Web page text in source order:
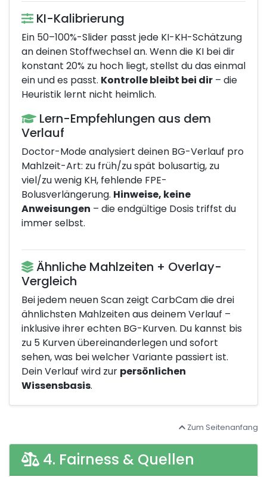
KI-Kalibrierung
Ein 50–100%-Slider passt jede KI-KH-Schätzung
an deinen Stoffwechsel an. Wenn die KI bei dir
konstant 20% zu hoch liegt, stellst du das einmal
ein und es passt. Kontrolle bleibt bei dir – die
Heuristik lernt nicht heimlich.
Lern-Empfehlungen aus dem
Verlauf
Doctor-Mode analysiert deinen BG-Verlauf pro
Mahlzeit-Art: zu früh/zu spät bolusartig, zu
viel/zu wenig KH, fehlende FPE-
Bolusverlängerung. Hinweise, keine
Anweisungen – die endgültige Dosis triffst du
immer selbst.
Ähnliche Mahlzeiten + Overlay-
Vergleich
Bei jedem neuen Scan zeigt CarbCam die drei
ähnlichsten Mahlzeiten aus deinem Verlauf –
inklusive ihrer echten BG-Kurven. Du kannst bis
zu 5 Kurven übereinanderlegen und sofort
sehen, was bei welcher Variante passiert ist.
Dein Verlauf wird zur persönlichen
Wissensbasis.
Zum Seitenanfang
4. Fairness & Quellen